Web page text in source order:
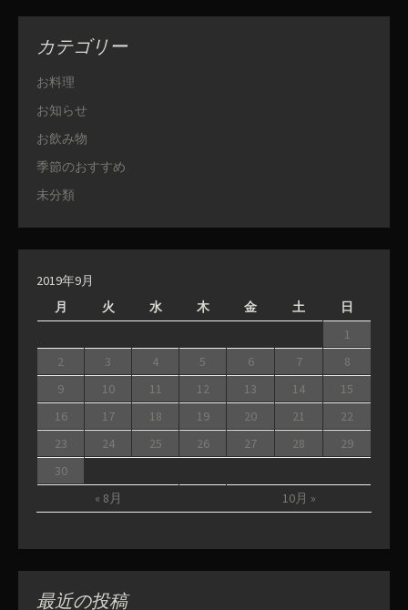
カテゴリー
お料理
お知らせ
お飲み物
季節のおすすめ
未分類
2019年9月
月
火 水 木 金 土 日
« 8月 10月 »
1
2
3 4 5 6 7
8
9
10 11 12 13 14
15
16
17 18 19 20 21
22
23
24 25 26 27 28
29
30
最近の投稿